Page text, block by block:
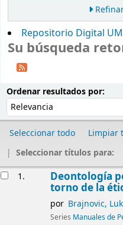
Repositorio Digital
Su búsqueda
Ordenar resultados por:
Seleccionar todo
Limpiar
Seleccionar títulos para:
1. Deontología
torno de la
por Brajnovic,
Series Manuales de